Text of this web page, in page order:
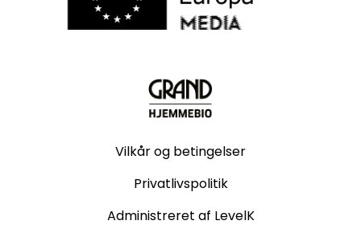
Vilkår og betingelser
Privatlivspolitik
Administreret af LevelK